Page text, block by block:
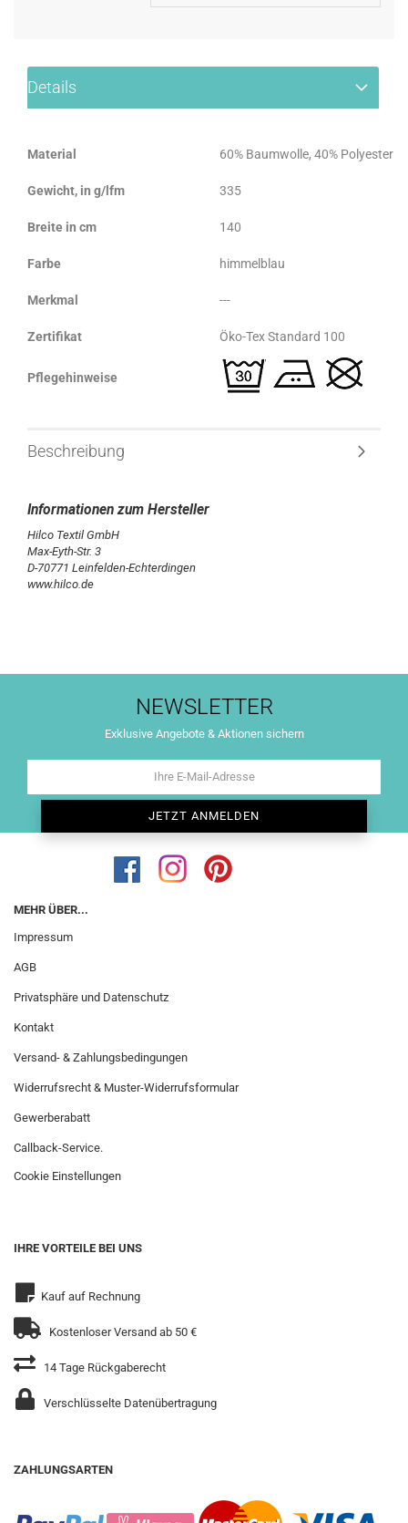
Details
Material 60% Baumwolle, 40% Polyester
Gewicht, in g/lfm 335
Breite in cm 140
Farbe himmelblau
Merkmal ---
Zertifikat Öko-Tex Standard 100
Pflegehinweise
Beschreibung
Hilco Textil GmbH
Max-Eyth-Str. 3
D-70771 Leinfelden-Echterdingen
www.hilco.de
NEWSLETTER
Exklusive Angebote & Aktionen sichern
MEHR ÜBER...
Impressum
AGB
Privatsphäre und Datenschutz
Kontakt
Versand- & Zahlungsbedingungen
Widerrufsrecht & Muster-Widerrufsformular
Gewerberabatt
Callback-Service.
Cookie Einstellungen
IHRE VORTEILE BEI UNS
Kauf auf Rechnung
Kostenloser Versand ab 50 €
14 Tage Rückgaberecht
Verschlüsselte Datenübertragung
ZAHLUNGSARTEN